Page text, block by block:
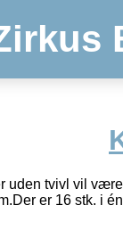
uden tvivl vil
er 16 stk. i